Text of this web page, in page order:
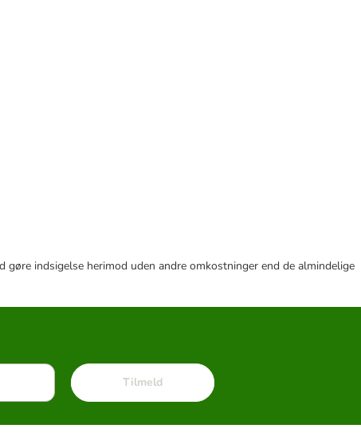
indsigelse herimod uden andre omkostninger end de almindelige
Tilmeld